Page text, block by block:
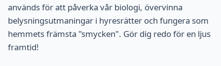
används för att påverka vår biologi, övervinna
belysningsutmaningar i hyresrätter och fungera som
hemmets främsta "smycken". Gör dig redo för en ljus
framtid!